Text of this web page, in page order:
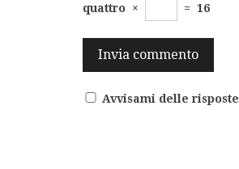
quattro × = 16
Avvisami delle risposte